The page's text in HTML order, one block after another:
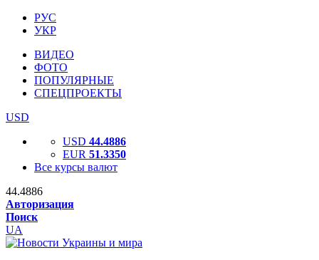
РУС
УКР
ВИДЕО
ФОТО
ПОПУЛЯРНЫЕ
СПЕЦПРОЕКТЫ
USD
USD 44.4886
EUR 51.3350
Все курсы валют
44.4886
Авторизация
Поиск
UA